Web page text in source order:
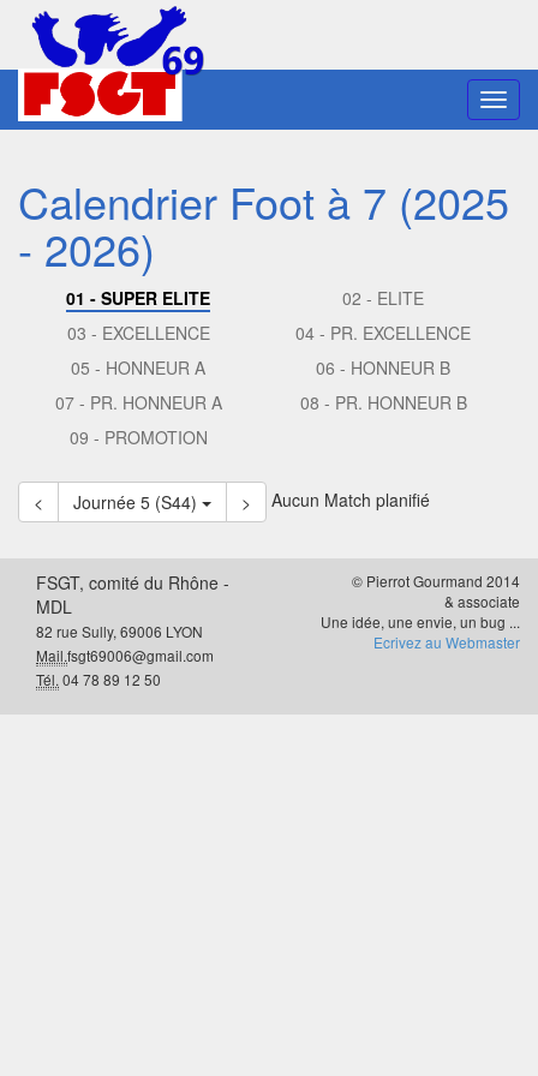
Calendrier Foot à 7 (2025
- 2026)
01 - SUPER ELITE
02 - ELITE
03 - EXCELLENCE
04 - PR. EXCELLENCE
05 - HONNEUR A
06 - HONNEUR B
07 - PR. HONNEUR A
08 - PR. HONNEUR B
09 - PROMOTION
< Journée 5 (S44) > Aucun Match planifié
FSGT, comité du Rhône -
MDL
82 rue Sully, 69006 LYON
Mail.fsgt69006@gmail.com
Tél. 04 78 89 12 50
© Pierrot Gourmand 2014
& associate
Une idée, une envie, un bug ...
Ecrivez au Webmaster